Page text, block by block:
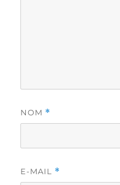
NOM *
E-MAIL *